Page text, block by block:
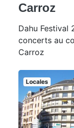
Carroz
Dahu Festival
concerts au
Carroz
Locales